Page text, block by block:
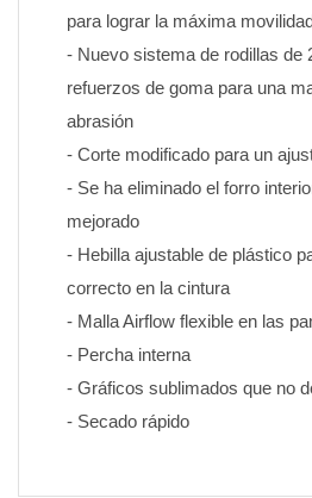
para lograr la máxima movilidad
- Nuevo sistema de rodillas de
refuerzos de goma para una
abrasión
- Corte modificado para un
- Se ha eliminado el forro
mejorado
- Hebilla ajustable de plástico
correcto en la cintura
- Malla Airflow flexible en las
- Percha interna
- Gráficos sublimados que no
- Secado rápido